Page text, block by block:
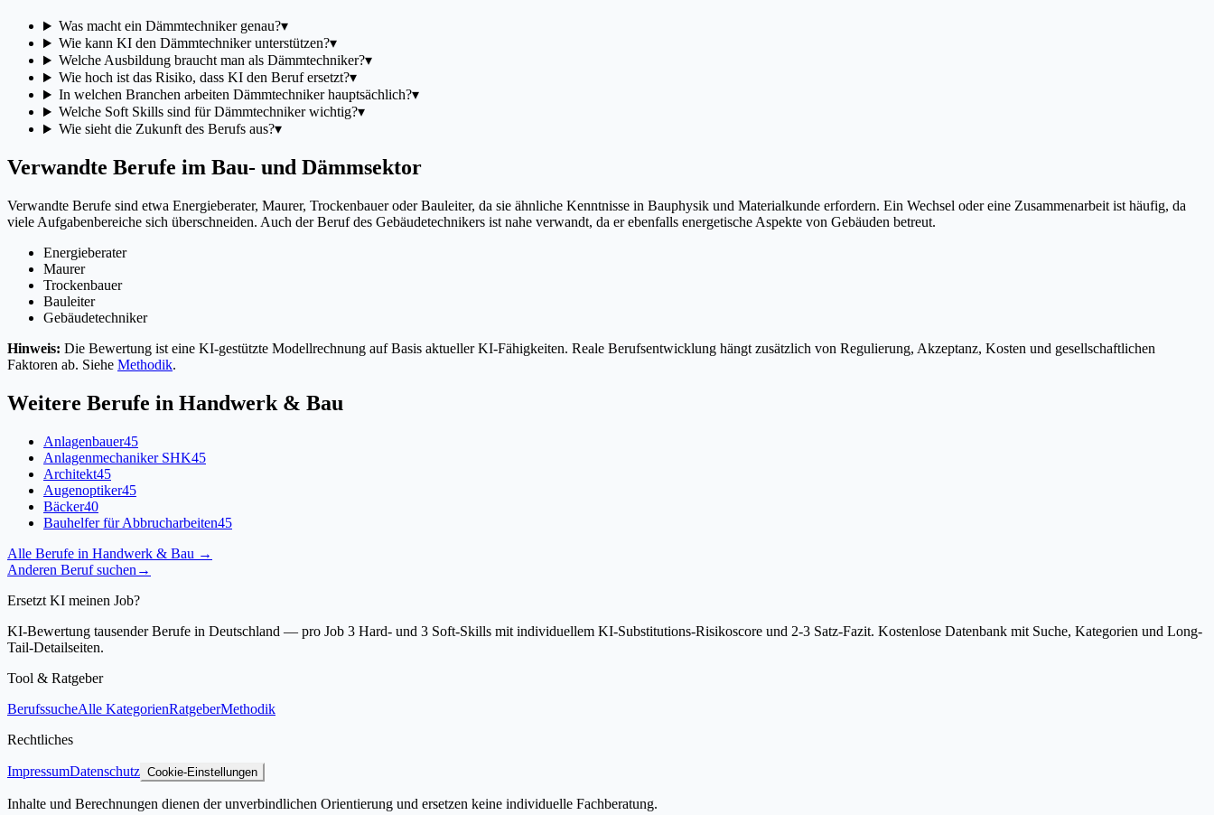
Was macht ein Dämmtechniker genau?▾
Wie kann KI den Dämmtechniker unterstützen?▾
Welche Ausbildung braucht man als Dämmtechniker?▾
Wie hoch ist das Risiko, dass KI den Beruf ersetzt?▾
In welchen Branchen arbeiten Dämmtechniker hauptsächlich?▾
Welche Soft Skills sind für Dämmtechniker wichtig?▾
Wie sieht die Zukunft des Berufs aus?▾
Verwandte Berufe im Bau- und Dämmsektor
Verwandte Berufe sind etwa Energieberater, Maurer, Trockenbauer oder Bauleiter, da sie ähnliche Kenntnisse in Bauphysik und Materialkunde erfordern. Ein Wechsel oder eine Zusammenarbeit ist häufig, da
viele Aufgabenbereiche sich überschneiden. Auch der Beruf des Gebäudetechnikers ist nahe verwandt, da er ebenfalls energetische Aspekte von Gebäuden betreut.
Energieberater
Maurer
Trockenbauer
Bauleiter
Gebäudetechniker
Hinweis: Die Bewertung ist eine KI-gestützte Modellrechnung auf Basis aktueller KI-Fähigkeiten. Reale Berufsentwicklung hängt zusätzlich von Regulierung, Akzeptanz, Kosten und gesellschaftlichen
Faktoren ab. Siehe Methodik.
Weitere Berufe in Handwerk & Bau
Anlagenbauer45
Anlagenmechaniker SHK45
Architekt45
Augenoptiker45
Bäcker40
Bauhelfer für Abbrucharbeiten45
Alle Berufe in Handwerk & Bau →
Anderen Beruf suchen →
Ersetzt KI meinen Job?
KI-Bewertung tausender Berufe in Deutschland — pro Job 3 Hard- und 3 Soft-Skills mit individuellem KI-Substitutions-Risikoscore und 2-3 Satz-Fazit. Kostenlose Datenbank mit Suche, Kategorien und Long-
Tail-Detailseiten.
Tool & Ratgeber
BerufssucheAlle KategorienRatgeberMethodik
Rechtliches
ImpressumDatenschutz Cookie-Einstellungen
Inhalte und Berechnungen dienen der unverbindlichen Orientierung und ersetzen keine individuelle Fachberatung.